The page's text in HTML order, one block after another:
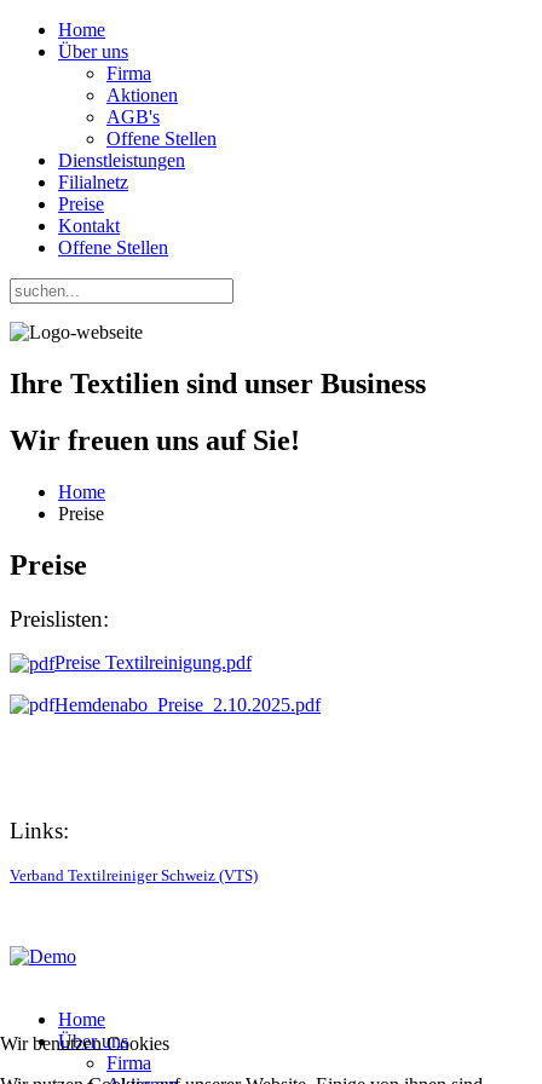
Home
Über uns
Firma
Aktionen
AGB's
Offene Stellen
Dienstleistungen
Filialnetz
Preise
Kontakt
Offene Stellen
Ihre Textilien sind unser Business
Wir freuen uns auf Sie!
Home
Preise
Preise
Preislisten:
Preise Textilreinigung.pdf
Hemdenabo_Preise_2.10.2025.pdf
Links:
Verband Textilreiniger Schweiz (VTS)
Home
Über uns
Firma
Wir benutzen Cookies